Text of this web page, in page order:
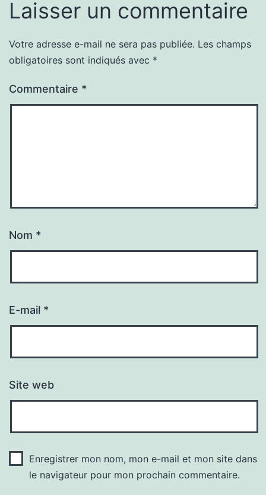
Laisser un commentaire
Votre adresse e-mail ne sera pas publiée. Les champs
obligatoires sont indiqués avec *
Commentaire *
Nom *
E-mail *
Site web
Enregistrer mon nom, mon e-mail et mon site dans
le navigateur pour mon prochain commentaire.